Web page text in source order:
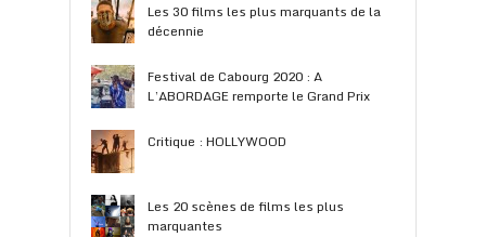
Les 30 films les plus marquants de la
décennie
Festival de Cabourg 2020 : A
L’ABORDAGE remporte le Grand Prix
Critique : HOLLYWOOD
Les 20 scènes de films les plus
marquantes